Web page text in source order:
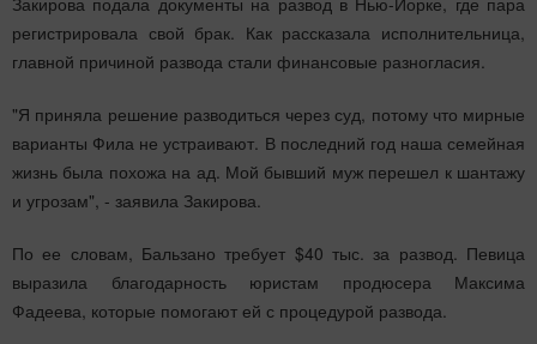
регистрировала свой брак. Как рассказала исполнительница,
главной причиной развода стали финансовые разногласия.
"Я приняла решение разводиться через суд, потому что мирные
варианты Фила не устраивают. В последний год наша семейная
жизнь была похожа на ад. Мой бывший муж перешел к шантажу
и угрозам", - заявила Закирова.
По ее словам, Бальзано требует $40 тыс. за развод. Певица
выразила благодарность юристам продюсера Максима
Фадеева, которые помогают ей с процедурой развода.